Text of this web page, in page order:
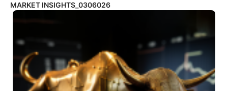
MARKET INSIGHTS_0306026